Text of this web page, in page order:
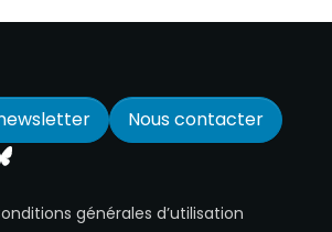
Nous contacter
Instagram
sur Linkedin
sur Bluesky
générales d’utilisation